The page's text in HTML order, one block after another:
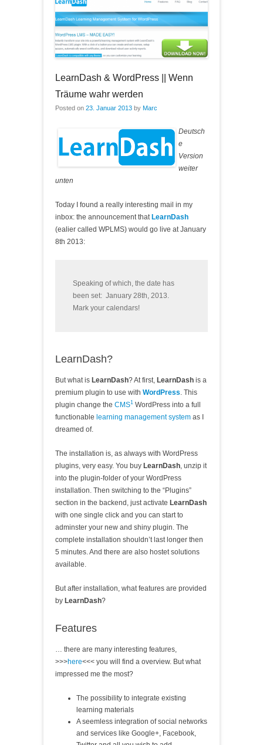
LearnDash & WordPress || Wenn
Träume wahr werden
Posted on 23. Januar 2013 by Marc
Deutsch
e
Version
weiter
unten
Today I found a really interesting mail in my
inbox: the announcement that LearnDash
(ealier called WPLMS) would go live at January
8th 2013:
Speaking of which, the date has
been set: January 28th, 2013.
Mark your calendars!
LearnDash?
But what is LearnDash? At first, LearnDash is a
premium plugin to use with WordPress. This
plugin change the CMS1 WordPress into a full
functionable learning management system as I
dreamed of.
The installation is, as always with WordPress
plugins, very easy. You buy LearnDash, unzip it
into the plugin-folder of your WordPress
installation. Then switching to the “Plugins”
section in the backend, just activate LearnDash
with one single click and you can start to
adminster your new and shiny plugin. The
complete installation shouldn’t last longer then
5 minutes. And there are also hostet solutions
available.
But after installation, what features are provided
by LearnDash?
Features
… there are many interesting features,
>>>here<<< you will find a overview. But what
impressed me the most?
The possibility to integrate existing
learning materials
A seemless integration of social networks
and services like Google+, Facebook,